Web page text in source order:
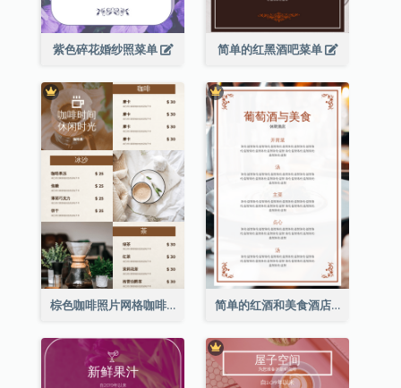
紫色碎花婚纱照菜单 简单的红黑酒吧菜单
棕色咖啡照片网格咖啡店菜单 简单的红酒和美食酒店餐厅菜单